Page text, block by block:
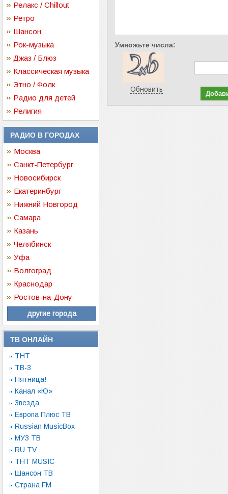
Релакс / Chillout
Ретро
Шансон
Рок-музыка
Джаз / Блюз
Классическая музыка
Этно / Фолк
Радио для детей
Религия
РАДИО В ГОРОДАХ
Москва
Санкт-Петербург
Новосибирск
Екатеринбург
Нижний Новгород
Самара
Казань
Челябинск
Уфа
Волгоград
Краснодар
Ростов-на-Дону
другие города
ТВ ОНЛАЙН
ТНТ
ТВ-3
Пятница!
Канал «Ю»
Звезда
Европа Плюс ТВ
Russian MusicBox
МУЗ ТВ
RU TV
ТНТ MUSIC
Шансон ТВ
Страна FM
Умножьте числа:
Обновить